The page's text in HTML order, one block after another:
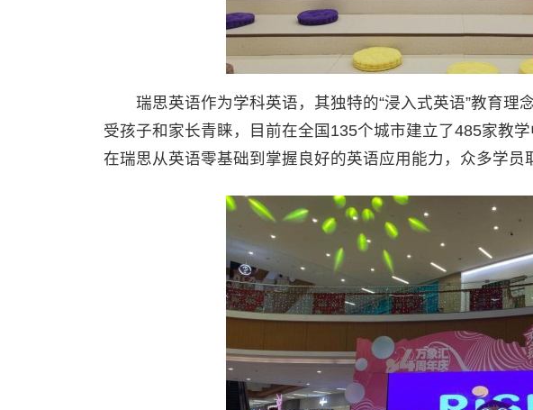
瑞思英语作为学科英语，其独特的“浸入式英语”教育理
受孩子和家长青睐，目前在全国135个城市建立了485家教
在瑞思从英语零基础到掌握良好的英语应用能力，众多学员